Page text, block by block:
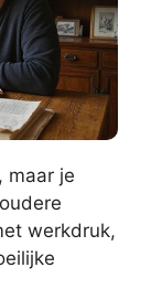
maar je
werkdruk,